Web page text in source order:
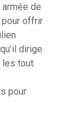
de
pour offrir
dirige
les tout
pour